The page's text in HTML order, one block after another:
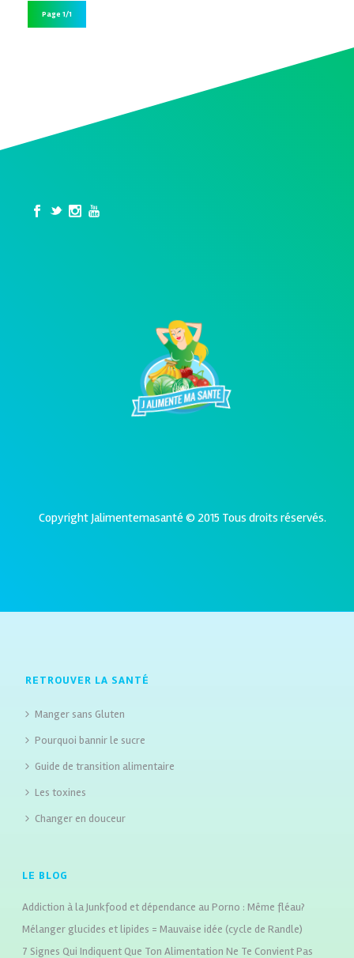
Page 1/1
Copyright Jalimentemasanté © 2015 Tous droits réservés.
RETROUVER LA SANTÉ
Manger sans Gluten
Pourquoi bannir le sucre
Guide de transition alimentaire
Les toxines
Changer en douceur
LE BLOG
Addiction à la Junkfood et dépendance au Porno : Même fléau?
Mélanger glucides et lipides = Mauvaise idée (cycle de Randle)
7 Signes Qui Indiquent Que Ton Alimentation Ne Te Convient Pas